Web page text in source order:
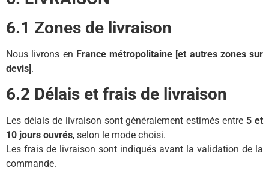
6.1 Zones de livraison
Nous livrons en France métropolitaine [et autres zones sur
devis].
6.2 Délais et frais de livraison
Les délais de livraison sont généralement estimés entre 5 et
10 jours ouvrés, selon le mode choisi.
Les frais de livraison sont indiqués avant la validation de la
commande.